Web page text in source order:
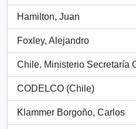
Hamilton, Juan
, 1 results
Foxley, Alejandro
, 1 results
Chile. Ministerio Secretaría
, 1 results
CODELCO (Chile)
, 1 results
Klammer Borgoño, Carlos
, 1 results